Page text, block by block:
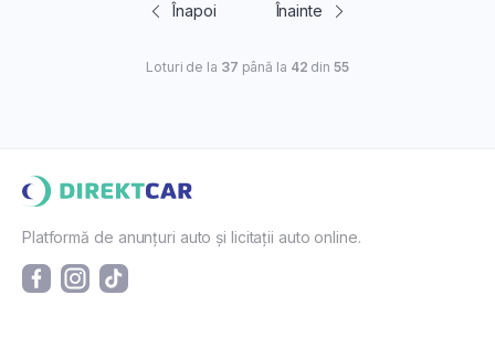
Înapoi Înainte
Loturi de la 37 până la 42 din55
Platformă de anunțuri auto și licitații auto online.